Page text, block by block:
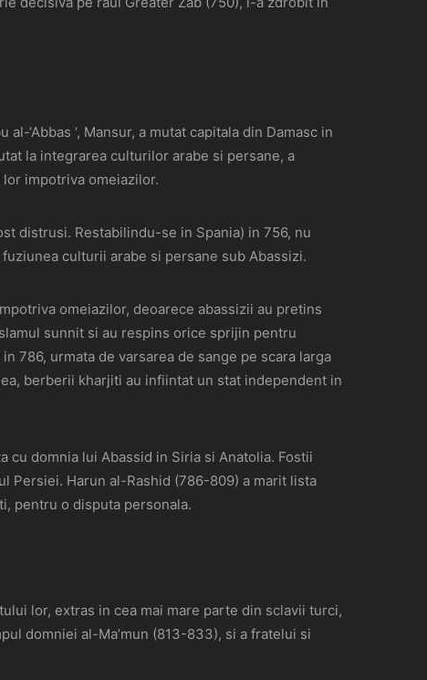
‘Abbas ‘, Mansur, a mutat capitala din Damasc in
la integrarea culturilor arabe si persane, a
impotriva omeiazilor.
distrusi. Restabilindu-se in Spania) in 756, nu
culturii arabe si persane sub Abassizi.
omeiazilor, deoarece abassizii au pretins
sunnit si au respins orice sprijin pentru
786, urmata de varsarea de sange pe scara larga
berberii kharjiti au infiintat un stat independent in
cu domnia lui Abassid in Siria si Anatolia. Fostii
Persiei. Harun al-Rashid (786-809) a marit lista
pentru o disputa personala.
lor, extras in cea mai mare parte din sclavii turci,
domniei al-Ma’mun (813-833), si a fratelui si